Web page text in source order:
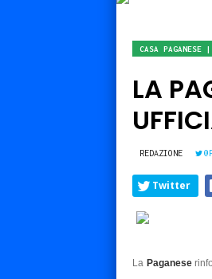
CASA PAGANESE
LA
REDAZIONE
Twitter
La Paganese